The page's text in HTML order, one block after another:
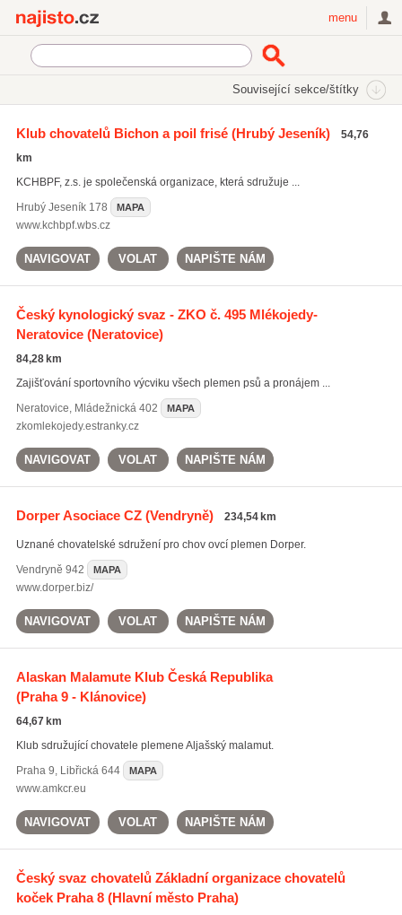
menu
Související sekce/štítky
Kynologie
Klub chovatelů Bichon a poil frisé(Hrubý Jeseník)
54,76
km
KCHBPF, z.s. je společenská organizace, která sdružuje ...
Hrubý Jeseník178 MAPA
www.kchbpf.wbs.cz
NAVIGOVAT VOLAT NAPIŠTE NÁM
Český kynologický svaz - ZKO č. 495 Mlékojedy-
Neratovice(Neratovice)
84,28 km
Zajišťování sportovního výcviku všech plemen psů a pronájem ...
Neratovice, Mládežnická 402 MAPA
zkomlekojedy.estranky.cz
NAVIGOVAT VOLAT NAPIŠTE NÁM
Dorper Asociace CZ(Vendryně) 234,54 km
Uznané chovatelské sdružení pro chov ovcí plemen Dorper.
Vendryně 942 MAPA
www.dorper.biz/
NAVIGOVAT VOLAT NAPIŠTE NÁM
Alaskan Malamute Klub Česká Republika
(Praha 9 - Klánovice)
64,67 km
Klub sdružující chovatele plemene Aljašský malamut.
Praha 9, Libřická 644 MAPA
www.amkcr.eu
NAVIGOVAT VOLAT NAPIŠTE NÁM
Český svaz chovatelů Základní organizace chovatelů
koček Praha 8(Hlavní město Praha)